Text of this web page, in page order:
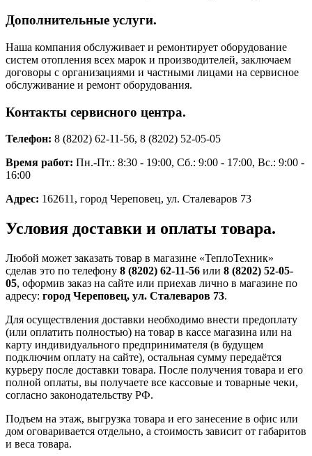
Дополнительные услуги.
Наша компания обслуживает и ремонтирует оборудование
систем отопления всех марок и производителей, заключаем
договоры с организациями и частными лицами на сервисное
обслуживание и ремонт оборудования.
Контакты сервисного центра.
Телефон: 8 (8202) 62-11-56, 8 (8202) 52-05-05
Время работ: Пн.-Пт.: 8:30 - 19:00, Сб.: 9:00 - 17:00, Вс.: 9:00 -
16:00
Адрес: 162611, город Череповец, ул. Сталеваров 73
Условия доставки и оплаты товара.
Любой может заказать товар в магазине «ТеплоТехник»
сделав это по телефону 8 (8202) 62-11-56 или 8 (8202) 52-05-
05, оформив заказ на сайте или приехав лично в магазине по
адресу: город Череповец, ул. Сталеваров 73.
Для осуществления доставки необходимо внести предоплату
(или оплатить полностью) на товар в кассе магазина или на
карту индивидуального предпринимателя (в будущем
подключим оплату на сайте), остальная сумму передаётся
курьеру после доставки товара. После получения товара и его
полной оплаты, вы получаете все кассовые и товарные чеки,
согласно законодательству РФ.
Подъем на этаж, выгрузка товара и его занесение в офис или
дом оговаривается отдельно, а стоимость зависит от габаритов
и веса товара.